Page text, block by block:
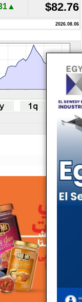
$82.76
▲3.31
2026.08.06